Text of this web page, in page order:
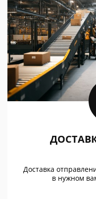
Доставка
в нужном